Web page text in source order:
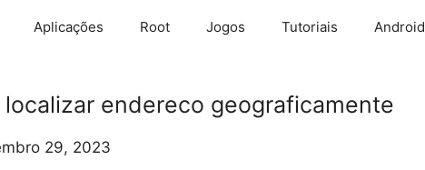
Aplicações Root Jogos Tutoriais Android
endereco geograficamente
29, 2023